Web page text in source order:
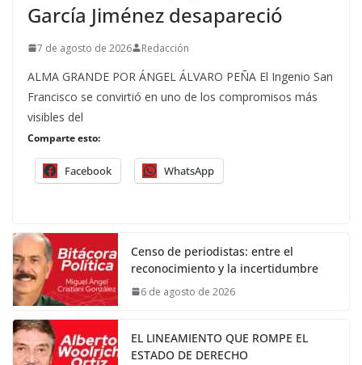
García Jiménez desapareció
7 de agosto de 2026 Redacción
ALMA GRANDE POR ÁNGEL ÁLVARO PEÑA El Ingenio San
Francisco se convirtió en uno de los compromisos más
visibles del
Comparte esto:
Facebook WhatsApp
Censo de periodistas: entre el
reconocimiento y la incertidumbre
6 de agosto de 2026
EL LINEAMIENTO QUE ROMPE EL
ESTADO DE DERECHO